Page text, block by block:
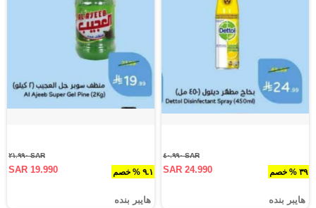
٣٩ % خصم
SAR ٤٠.٩٩٠
SAR 24.990
هايبر بنده
٩.١ % خصم
SAR ٢١.٩٩٠
SAR 19.990
هايبر بنده